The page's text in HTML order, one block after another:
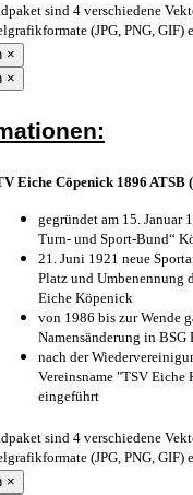
sind 4 verschiedene
(JPG, PNG, GIF)
×
×
Eiche Cöpenick 1896 ATSB
gegründet am 15. Januar
Turn- und Sport-Bund“
21. Juni 1921 neue
Platz und Umbenennung
Eiche Köpenick
von 1986 bis zur Wende
Namensänderung in
nach der
Vereinsname "TSV Eiche
eingeführt
sind 4 verschiedene
(JPG, PNG, GIF)
×